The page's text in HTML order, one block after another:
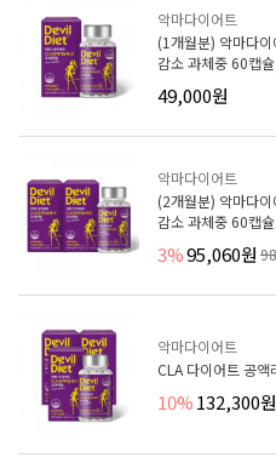
악마다이어트
(1개월분) 악마다
감소 과체중 60캡
49,000원
악마다이어트
(2개월분) 악마다
감소 과체중 60캡
3%95,060원
악마다이어트
CLA 다이어트 공
10%132,300원